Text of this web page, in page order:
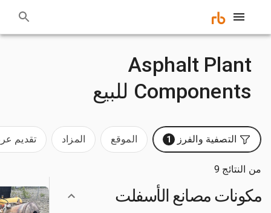
Asphalt Plant
Components للبيع
التصفية والفرز 1 الموقع المزاد تقديم
من النتائج 9
مكونات مصانع الأسفلت